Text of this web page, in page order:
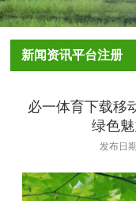
新闻资讯平台注册
必一体育下载移
绿色
发布日